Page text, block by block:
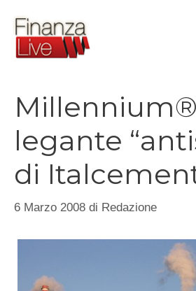
contenuto
legante
di
6 Marzo 2008 di Redazione